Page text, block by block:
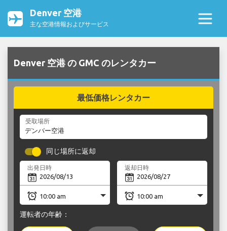
Denver 空港
主な空港情報およびサービス
Denver 空港 の GMC のレンタカー
最低価格レンタカー
受取場所
同じ場所に返却
出発日時 返却日時
運転者の年齢：